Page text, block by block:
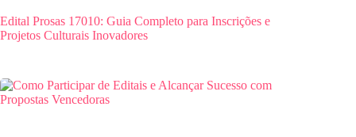
Edital Prosas 17010: Guia Completo para Inscrições e
Projetos Culturais Inovadores